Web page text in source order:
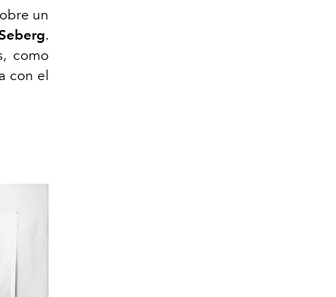
un
.
como
con el